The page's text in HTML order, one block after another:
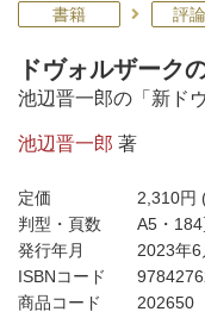
書籍 評
ドヴォルザー
池辺晋一郎の「新ド
池辺晋一郎 著
定価 2,310円
判型・頁数
A5・
発行年月
2023年6
ISBNコード
商品コード
202650